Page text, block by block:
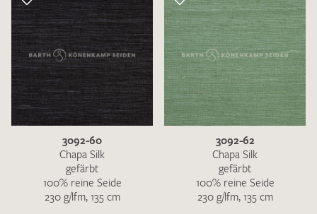
3092-60
Chapa Silk
gefärbt
100% reine Seide
230 g/lfm, 135 cm
3092-62
Chapa Silk
gefärbt
100% reine Seide
230 g/lfm, 135 cm